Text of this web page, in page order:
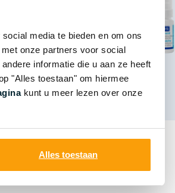
media te bieden en om ons
onze partners voor social
informatie die u aan ze heeft
"Alles toestaan" om hiermee
kunt u meer lezen over onze
Alles toestaan
onderdeel van je